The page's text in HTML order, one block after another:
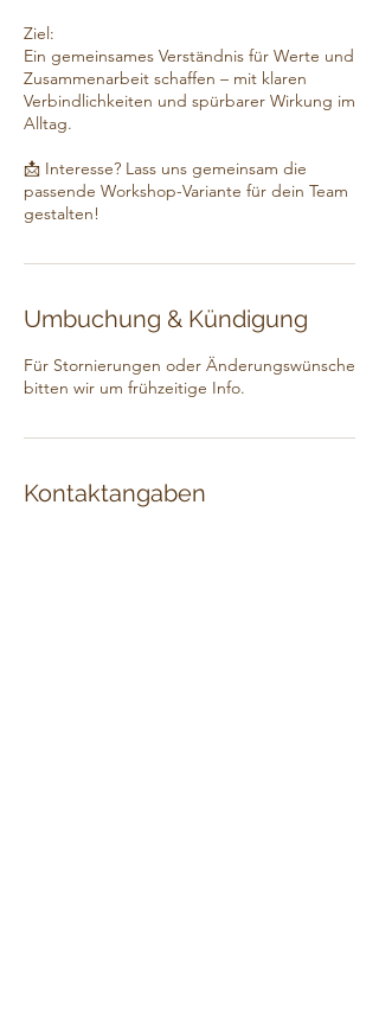
Ziel:
Ein gemeinsames Verständnis für Werte und
Zusammenarbeit schaffen – mit klaren
Verbindlichkeiten und spürbarer Wirkung im
Alltag.
📩 Interesse? Lass uns gemeinsam die
passende Workshop-Variante für dein Team
Umbuchung & Kündigung
Für Stornierungen oder Änderungswünsche
bitten wir um frühzeitige Info.
Kontaktangaben